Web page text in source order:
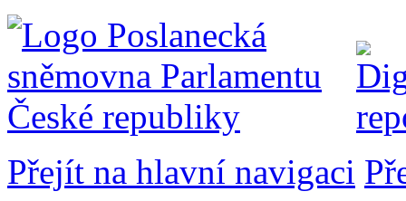
Přejít na hlavní navigaci